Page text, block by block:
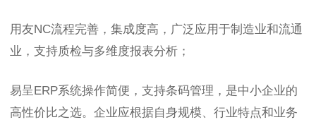
用友NC流程完善，集成度高，广泛应用于制造业和流通
业，支持质检与多维度报表分析；
易呈ERP系统操作简便，支持条码管理，是中小企业的
高性价比之选。企业应根据自身规模、行业特点和业务